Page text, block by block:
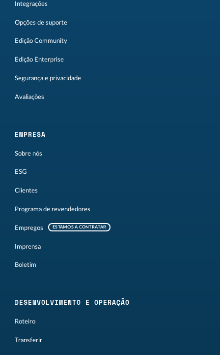
Integrações
Opções de suporte
Edição Community
Edição Enterprise
Segurança e privacidade
Avaliações
EMPRESA
Sobre nós
ESG
Clientes
Programa de revendedores
Empregos ESTAMOS A CONTRATAR
Imprensa
Boletim
DESENVOLVIMENTO E OPERAÇÃO
Roteiro
Transferir